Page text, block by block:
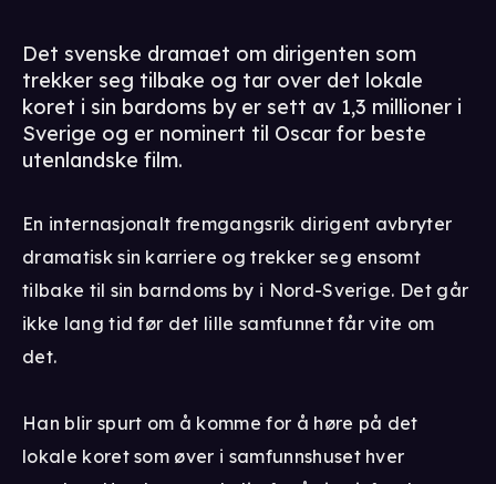
Det svenske dramaet om dirigenten som
trekker seg tilbake og tar over det lokale
koret i sin bardoms by er sett av 1,3 millioner i
Sverige og er nominert til Oscar for beste
utenlandske film.
En internasjonalt fremgangsrik dirigent avbryter
dramatisk sin karriere og trekker seg ensomt
tilbake til sin barndoms by i Nord-Sverige. Det går
ikke lang tid før det lille samfunnet får vite om
det.
Han blir spurt om å komme for å høre på det
lokale koret som øver i samfunnshuset hver